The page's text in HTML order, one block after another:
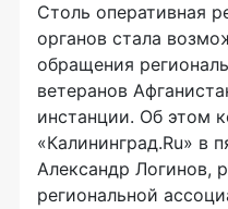
Столь оперативная
органов стала
обращения
ветеранов
инстанции. Об этом
«Калининград.Ru» в
Александр Логинов,
региональной